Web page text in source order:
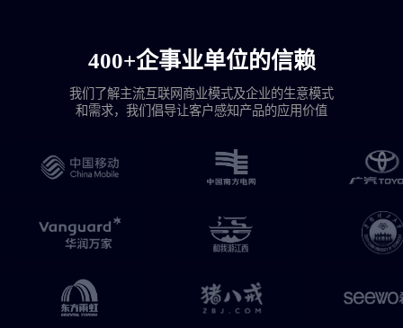
400+企事业单位的信赖
我们了解主流互联网商业模式及企业的生意模式
和需求，我们倡导让客户感知产品的应用价值